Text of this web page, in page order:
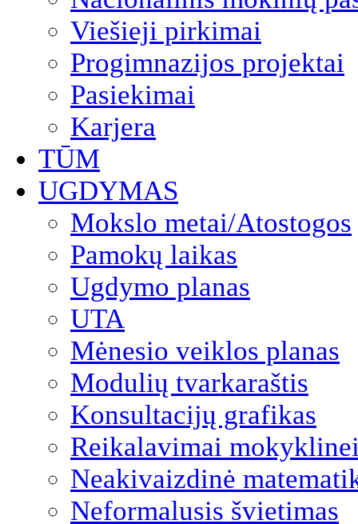
Viešieji pirkimai
Progimnazijos projektai
Pasiekimai
Karjera
TŪM
UGDYMAS
Mokslo metai/Atostogos
Pamokų laikas
Ugdymo planas
UTA
Mėnesio veiklos planas
Modulių tvarkaraštis
Konsultacijų grafikas
Reikalavimai
Neakivaizdinė
Neformalusis švietimas